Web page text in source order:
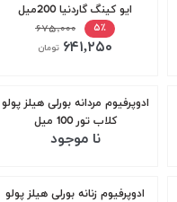
ایو کینگ گاردنیا 200میل
۵٪
۶۷۵,۰۰۰
۶۴۱,۲۵۰ تومان
ادوپرفیوم مردانه بورلی هیلز پولو
کلاب تور 100 میل
نا موجود
ادوپرفیوم زنانه بورلی هیلز پولو